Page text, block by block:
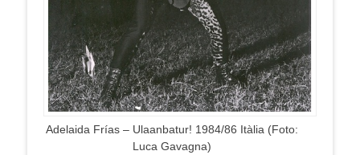
Adelaida Frías – Ulaanbatur! 1984/86 Itàlia (Foto:
Luca Gavagna)